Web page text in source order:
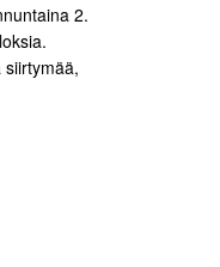
2.
siirtymää,